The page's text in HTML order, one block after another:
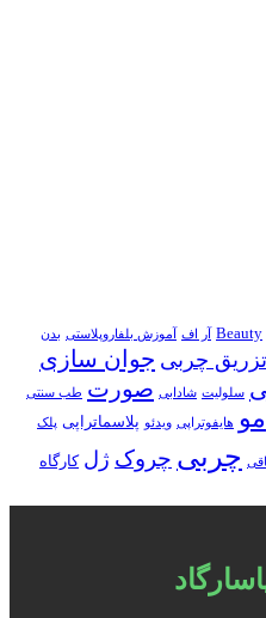
Beauty آر اف آموزش بلفاروپلاستی بدن
تزریق چربی جوان سازی
سلولیت شادابی صورت طب سنتی
مو هایفوتراپی ویدئو پلاسماتراپی پلک
چربی چروک ژل کارگاه